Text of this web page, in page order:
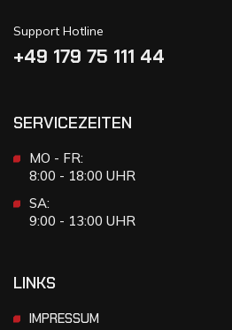
Support Hotline
+49 179 75 111 44
SERVICEZEITEN
MO - FR:
8:00 - 18:00 UHR
SA:
9:00 - 13:00 UHR
LINKS
IMPRESSUM